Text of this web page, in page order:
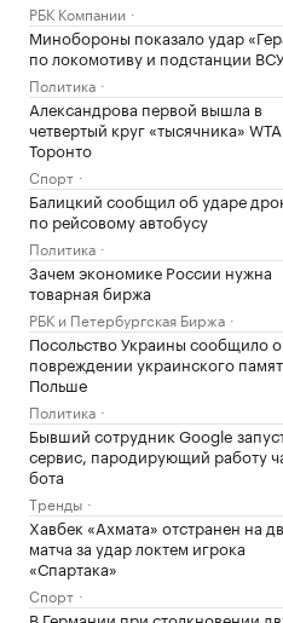
РБК Компании
Минобороны показало удар
по локомотиву и подстанции
Политика
Александрова первой вышла в
четвертый круг «тысячника»
Торонто
Спорт
Балицкий сообщил об ударе
по рейсовому автобусу
Политика
Зачем экономике России нужна
товарная биржа
РБК и Петербургская Биржа
Посольство Украины сообщило о
повреждении украинского
Польше
Политика
Бывший сотрудник Google
сервис, пародирующий работу
бота
Тренды
Хавбек «Ахмата» отстранен на
матча за удар локтем игрока
«Спартака»
Спорт
В Германии при столкновении